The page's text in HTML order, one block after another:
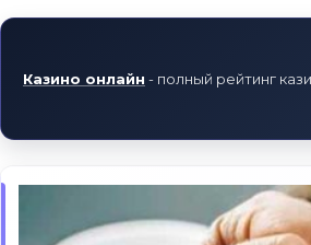
Казино онлайн - полный рейтинг